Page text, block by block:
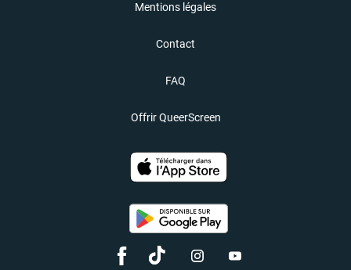
Mentions légales
Contact
FAQ
Offrir QueerScreen